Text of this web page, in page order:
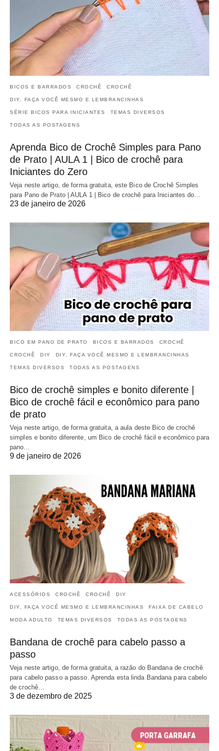
BICOS E BARRADOS CROCHÊ CROCHÊ
DIY, FAÇA VOCÊ MESMO E LEMBRANCINHAS
SÉRIE BICOS PARA INICIANTES TEMAS DIVERSOS
TODAS AS POSTAGENS
Aprenda Bico de Crochê Simples para Pano
de Prato | AULA 1 | Bico de crochê para
Iniciantes do Zero
Veja neste artigo, de forma gratuita, este Bico de Crochê Simples
para Pano de Prato | AULA 1 | Bico de crochê para Iniciantes do…
23 de janeiro de 2026
BICO EM PANO DE PRATO BICOS E BARRADOS CROCHÊ
CROCHÊ DIY DIY, FAÇA VOCÊ MESMO E LEMBRANCINHAS
TEMAS DIVERSOS TODAS AS POSTAGENS
Bico de crochê simples e bonito diferente |
Bico de crochê fácil e econômico para pano
de prato
Veja neste artigo, de forma gratuita, a aula deste Bico de crochê
simples e bonito diferente, um Bico de crochê fácil e econômico para
pano…
9 de janeiro de 2026
ACESSÓRIOS CROCHÊ CROCHÊ DIY
DIY, FAÇA VOCÊ MESMO E LEMBRANCINHAS FAIXA DE CABELO
MODA ADULTO TEMAS DIVERSOS TODAS AS POSTAGENS
Bandana de crochê para cabelo passo a
passo
Veja neste artigo, de forma gratuita, a razão do Bandana de crochê
para cabelo passo a passo. Aprenda esta linda Bandana para cabelo
de crochê…
3 de dezembro de 2025